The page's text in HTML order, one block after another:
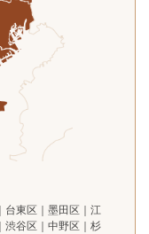
台東区｜墨田区｜江
渋谷区｜中野区｜杉